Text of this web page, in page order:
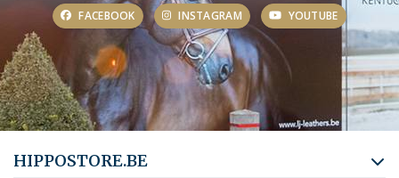
FACEBOOK INSTAGRAM YOUTUBE
HIPPOSTORE.BE